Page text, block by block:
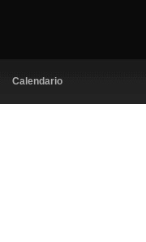
Calendario